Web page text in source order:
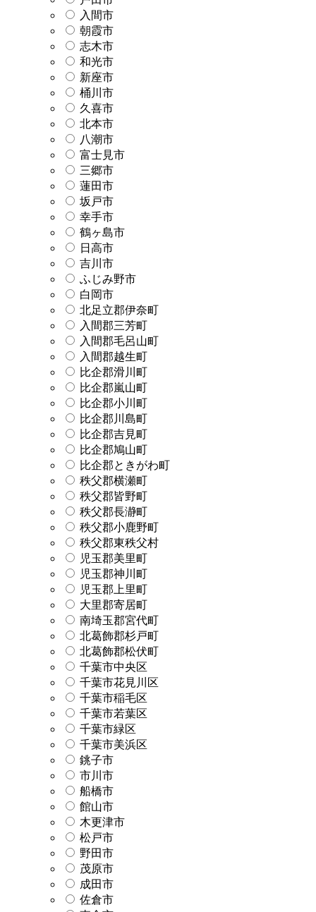
入間市
朝霞市
志木市
和光市
新座市
桶川市
久喜市
北本市
八潮市
富士見市
三郷市
蓮田市
坂戸市
幸手市
鶴ヶ島市
日高市
吉川市
ふじみ野市
白岡市
北足立郡伊奈町
入間郡三芳町
入間郡毛呂山町
入間郡越生町
比企郡滑川町
比企郡嵐山町
比企郡小川町
比企郡川島町
比企郡吉見町
比企郡鳩山町
比企郡ときがわ町
秩父郡横瀬町
秩父郡皆野町
秩父郡長瀞町
秩父郡小鹿野町
秩父郡東秩父村
児玉郡美里町
児玉郡神川町
児玉郡上里町
大里郡寄居町
南埼玉郡宮代町
北葛飾郡杉戸町
北葛飾郡松伏町
千葉市中央区
千葉市花見川区
千葉市稲毛区
千葉市若葉区
千葉市緑区
千葉市美浜区
銚子市
市川市
船橋市
館山市
木更津市
松戸市
野田市
茂原市
成田市
佐倉市